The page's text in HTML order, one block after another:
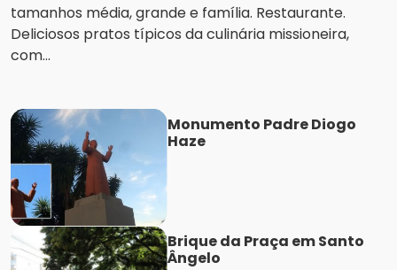
tamanhos média, grande e família. Restaurante.
Deliciosos pratos típicos da culinária missioneira,
com...
Monumento Padre Diogo
Haze
Brique da Praça em Santo
Ângelo